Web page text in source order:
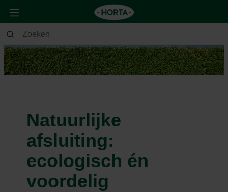
Natuurlijke
afsluiting:
ecologisch én
voordelig